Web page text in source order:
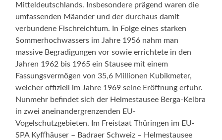
Mitteldeutschlands. Insbesondere prägend waren die
umfassenden Mäander und der durchaus damit
verbundene Fischreichtum. In Folge eines starken
Sommerhochwassers im Jahre 1956 nahm man
massive Begradigungen vor sowie errichtete in den
Jahren 1962 bis 1965 ein Stausee mit einem
Fassungsvermögen von 35,6 Millionen Kubikmeter,
welcher offiziell im Jahre 1969 seine Eröffnung erfuhr.
Nunmehr befindet sich der Helmestausee Berga-Kelbra
in zwei aneinandergrenzenden EU-
Vogelschutzgebieten. Im Freistaat Thüringen im EU-
SPA Kyffhäuser – Badraer Schweiz – Helmestausee